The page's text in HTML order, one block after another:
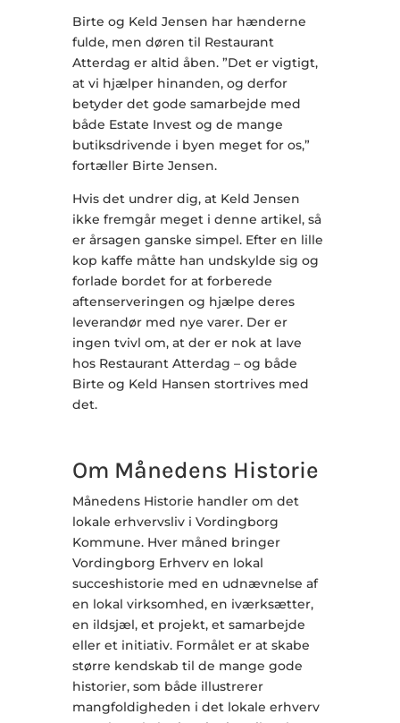
Birte og Keld Jensen har hænderne
fulde, men døren til Restaurant
Atterdag er altid åben. ”Det er vigtigt,
at vi hjælper hinanden, og derfor
betyder det gode samarbejde med
både Estate Invest og de mange
butiksdrivende i byen meget for os,”
fortæller Birte Jensen.
Hvis det undrer dig, at Keld Jensen
ikke fremgår meget i denne artikel, så
er årsagen ganske simpel. Efter en lille
kop kaffe måtte han undskylde sig og
forlade bordet for at forberede
aftenserveringen og hjælpe deres
leverandør med nye varer. Der er
ingen tvivl om, at der er nok at lave
hos Restaurant Atterdag – og både
Birte og Keld Hansen stortrives med
det.
Om Månedens Historie
Månedens Historie handler om det
lokale erhvervsliv i Vordingborg
Kommune. Hver måned bringer
Vordingborg Erhverv en lokal
succeshistorie med en udnævnelse af
en lokal virksomhed, en iværksætter,
en ildsjæl, et projekt, et samarbejde
eller et initiativ. Formålet er at skabe
større kendskab til de mange gode
historier, som både illustrerer
mangfoldigheden i det lokale erhverv